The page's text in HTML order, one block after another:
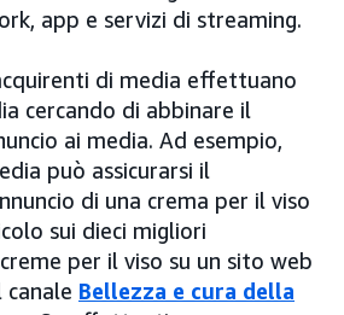
app e servizi di streaming.
di media effettuano
cercando di abbinare il
ai media. Ad esempio,
può assicurarsi il
di una crema per il viso
sui dieci migliori
per il viso su un sito web
canale Bellezza e cura della